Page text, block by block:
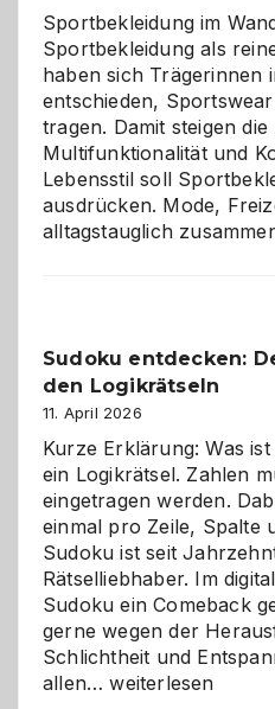
Sportbekleidung im
Sportbekleidung als
haben sich Trägerinnen
entschieden,
tragen. Damit steigen
Multifunktionalität und
Lebensstil soll
ausdrücken. Mode,
alltagstauglich
Sudoku entdecken:
den Logikrätseln
11. April 2026
Kurze Erklärung: Was
ein Logikrätsel. Zahlen
eingetragen werden.
einmal pro Zeile, Spalte
Sudoku ist seit
Rätselliebhaber. Im
Sudoku ein Comeback
gerne wegen der
Schlichtheit und
allen…Sudoku
weiterlesen